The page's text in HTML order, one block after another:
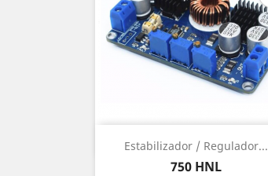
Estabilizador / Regulador...
Precio
750 HNL
Vista rápida